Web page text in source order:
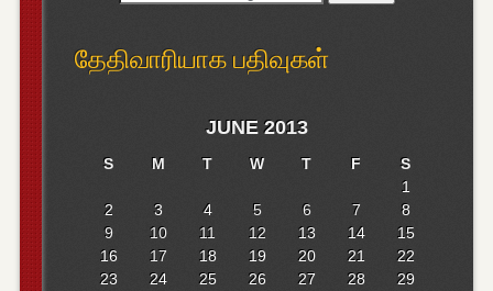
தேதிவாரியாக பதிவுகள்
JUNE 2013
S M T W T F
S
1
2
3 4 5 6 7
8
9
10 11 12 13 14
15
16
17 18 19 20 21
22
23
24 25 26 27 28
29